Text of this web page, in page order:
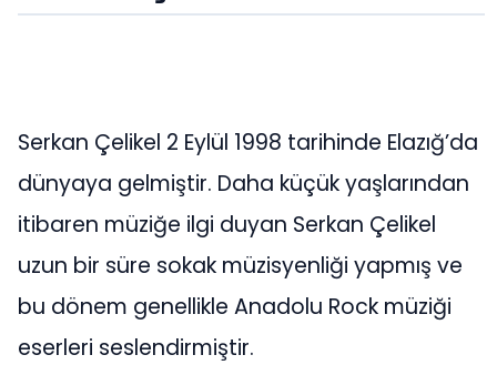
Serkan Çelikel 2 Eylül 1998 tarihinde Elazığ’da
dünyaya gelmiştir. Daha küçük yaşlarından
itibaren müziğe ilgi duyan Serkan Çelikel
uzun bir süre sokak müzisyenliği yapmış ve
bu dönem genellikle Anadolu Rock müziği
eserleri seslendirmiştir.